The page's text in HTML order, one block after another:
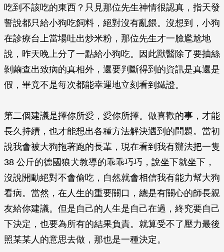
吃到不該吃的東西？只見那位先生神情很認真，指天發
誓說都只給小狗吃飼料，絕對沒有亂餵。沒想到，小狗
在診療台上當場吐出炒米粉，那位先生才一臉尷尬地
說，昨天晚上分了一點給小狗吃。因此獸醫除了要抽絲
剝繭查出致病的真相外，還要判斷得到的資訊是真還是
假，畢竟不是每次都能幸運地立刻看到鐵證。
第二個建議是擇你所愛，愛你所擇。做喜歡的事，才能
長久持續，也才能想出各種方法解決遇到的問題。當初
說我會被大狗拖著跑的長輩，現在看到我有辦法把一隻
38 公斤的德國狼犬教導的乖乖巧巧，說坐下就坐下，
沒說開動絕對不會偷吃，自然就會相信我有能力幫大狗
看病。當然，在人生的重要關口，總是有關心的師長親
友給你建議。但是自己的人生是自己在過，終究要自己
下決定，也要為所有的結果負責。就算受不了壓力最後
照某某人的意思去做，那也是一種決定。